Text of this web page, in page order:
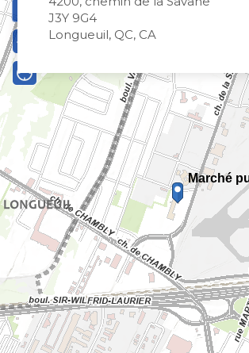
J3Y 9G4
Longueuil, QC, CA